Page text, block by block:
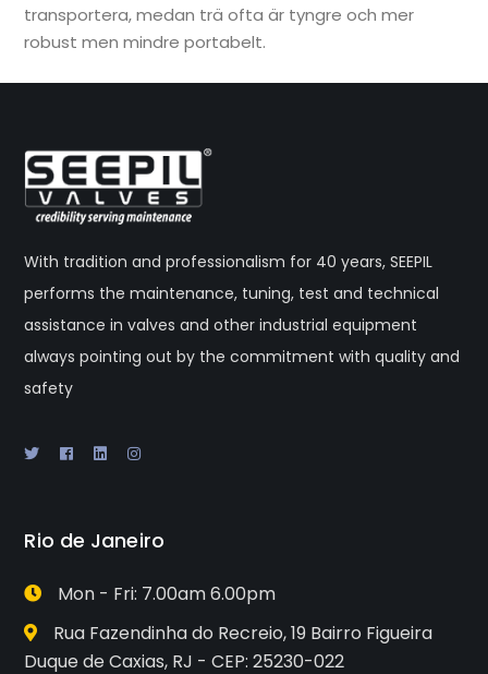
transportera, medan trä ofta är tyngre och mer
robust men mindre portabelt.
With tradition and professionalism for 40 years, SEEPIL
performs the maintenance, tuning, test and technical
assistance in valves and other industrial equipment
always pointing out by the commitment with quality and
safety
Rio de Janeiro
Mon - Fri: 7.00am 6.00pm
Rua Fazendinha do Recreio, 19 Bairro Figueira
Duque de Caxias, RJ - CEP: 25230-022